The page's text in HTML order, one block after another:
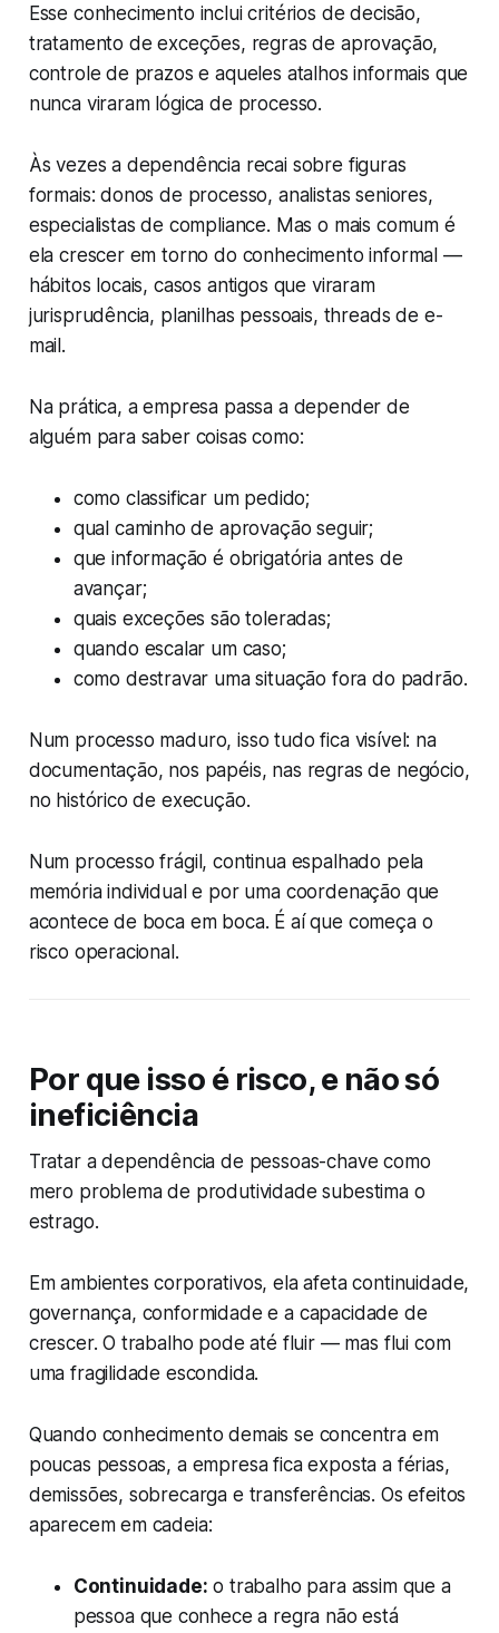
Esse conhecimento inclui critérios de decisão,
tratamento de exceções, regras de aprovação,
controle de prazos e aqueles atalhos informais que
nunca viraram lógica de processo.
Às vezes a dependência recai sobre figuras
formais: donos de processo, analistas seniores,
especialistas de compliance. Mas o mais comum é
ela crescer em torno do conhecimento informal —
hábitos locais, casos antigos que viraram
jurisprudência, planilhas pessoais, threads de e-
mail.
Na prática, a empresa passa a depender de
alguém para saber coisas como:
como classificar um pedido;
qual caminho de aprovação seguir;
que informação é obrigatória antes de
avançar;
quais exceções são toleradas;
quando escalar um caso;
como destravar uma situação fora do padrão.
Num processo maduro, isso tudo fica visível: na
documentação, nos papéis, nas regras de negócio,
no histórico de execução.
Num processo frágil, continua espalhado pela
memória individual e por uma coordenação que
acontece de boca em boca. É aí que começa o
risco operacional.
Por que isso é risco, e não só
ineficiência
Tratar a dependência de pessoas-chave como
mero problema de produtividade subestima o
estrago.
Em ambientes corporativos, ela afeta continuidade,
governança, conformidade e a capacidade de
crescer. O trabalho pode até fluir — mas flui com
uma fragilidade escondida.
Quando conhecimento demais se concentra em
poucas pessoas, a empresa fica exposta a férias,
demissões, sobrecarga e transferências. Os efeitos
aparecem em cadeia:
Continuidade: o trabalho para assim que a
pessoa que conhece a regra não está